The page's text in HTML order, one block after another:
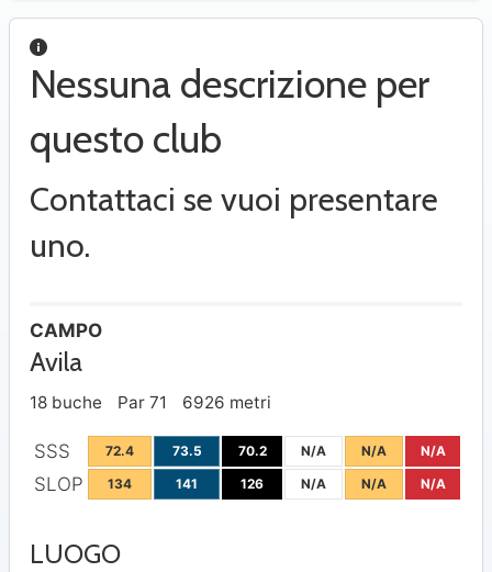
Nessuna descrizione per
questo club
Contattaci se vuoi presentare
uno.
CAMPO
Avila
18 buche Par 71 6926 metri
SSS 72.4 73.5 70.2 N/A N/A N/A
SLOP 134 141 126 N/A N/A N/A
LUOGO